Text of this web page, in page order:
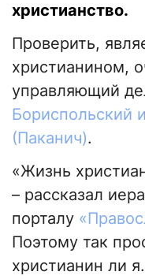
христианство.
Проверить,
христианином,
управляющий
Бориспольский
(Паканич).
«Жизнь
– рассказал
порталу
Поэтому так
христианин ли